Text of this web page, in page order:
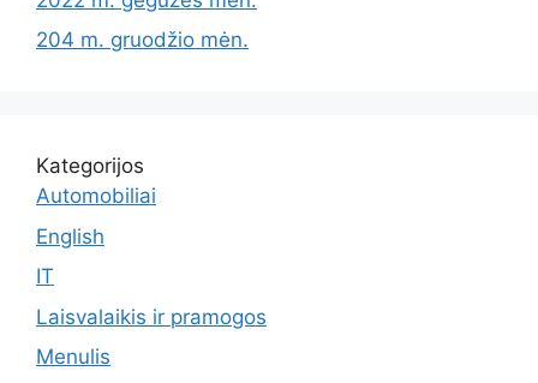
204 m. gruodžio mėn.
Kategorijos
Automobiliai
English
IT
Laisvalaikis ir pramogos
Menulis